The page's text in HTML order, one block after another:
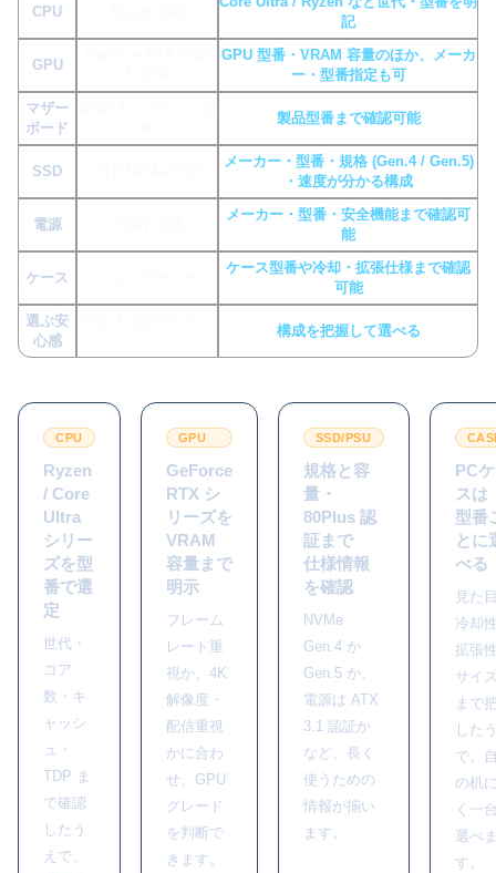
CPU
記
GPU
GPU 型番・VRAM 容量のほか、メーカ
ー・型番指定も可
マザー
ボード
製品型番まで確認可能
SSD
メーカー・型番・規格 (Gen.4 / Gen.5)
・速度が分かる構成
電源
メーカー・型番・安全機能まで確認可
能
ケース
ケース型番や冷却・拡張仕様まで確認
可能
選ぶ安
心感
構成を把握して選べる
CPU
Ryzen
/ Core
Ultra
シリー
ズを型
番で選
定
世代・
コア
数・キ
ャッシ
ュ・
TDP ま
で確認
したう
えで、
GPU
GeForce
RTX シ
リーズを
VRAM
容量まで
明示
フレーム
レート重
視か、4K
解像度・
配信重視
かに合わ
せ、GPU
グレード
を判断で
きます。
SSD/PSU
規格と容
量・
80Plus 認
証まで
仕様情報
を確認
NVMe
Gen.4 か
Gen.5 か、
電源は ATX
3.1 認証か
など、長く
使うための
情報が揃い
ます。
PC
スは
型番
とに
べる
見た
冷却
拡張
サイ
まで
した
で、
の机
く一
選べ
す。